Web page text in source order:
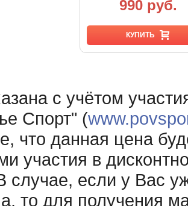
990 руб.
КУПИТЬ
с учётом
Спорт" (
что данная цена
участия в
случае, если у Вас
то для получения